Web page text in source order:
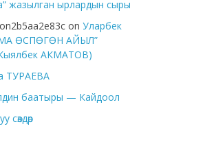
жазылган ырлардын сыры
on Уларбек
ӨСПӨГӨН АЙЫЛ”
АКМАТОВ)
ТУРАЕВА
баатыры — Кайдоол
сөздөр